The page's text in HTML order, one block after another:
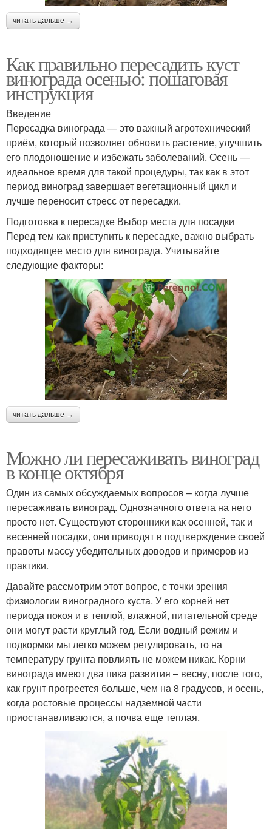
читать дальше →
Как правильно пересадить куст
винограда осенью: пошаговая
инструкция
Введение
Пересадка винограда — это важный агротехнический
приём, который позволяет обновить растение, улучшить
его плодоношение и избежать заболеваний. Осень —
идеальное время для такой процедуры, так как в этот
период виноград завершает вегетационный цикл и
лучше переносит стресс от пересадки.
Подготовка к пересадке Выбор места для посадки
Перед тем как приступить к пересадке, важно выбрать
подходящее место для винограда. Учитывайте
следующие факторы:
читать дальше →
Можно ли пересаживать виноград
в конце октября
Один из самых обсуждаемых вопросов – когда лучше
пересаживать виноград. Однозначного ответа на него
просто нет. Существуют сторонники как осенней, так и
весенней посадки, они приводят в подтверждение своей
правоты массу убедительных доводов и примеров из
практики.
Давайте рассмотрим этот вопрос, с точки зрения
физиологии виноградного куста. У его корней нет
периода покоя и в теплой, влажной, питательной среде
они могут расти круглый год. Если водный режим и
подкормки мы легко можем регулировать, то на
температуру грунта повлиять не можем никак. Корни
винограда имеют два пика развития – весну, после того,
как грунт прогреется больше, чем на 8 градусов, и осень,
когда ростовые процессы надземной части
приостанавливаются, а почва еще теплая.